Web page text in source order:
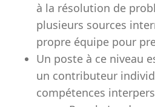
à la résolution de
plusieurs sources
propre équipe pour
Un poste à ce niveau
un contributeur
compétences